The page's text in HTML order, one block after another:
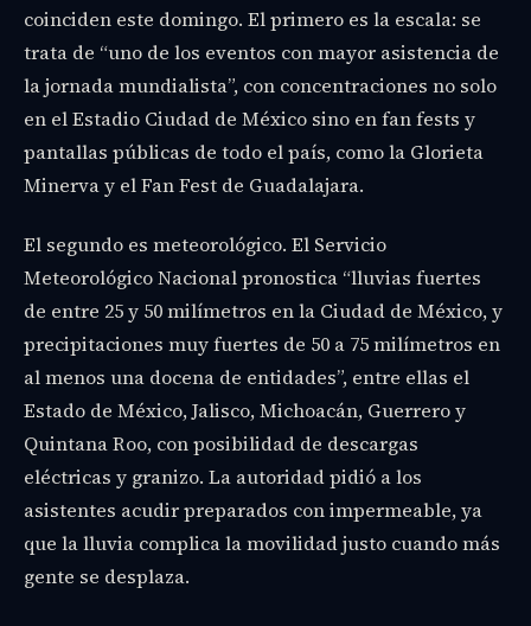
coinciden este domingo. El primero es la escala: se
trata de “uno de los eventos con mayor asistencia de
la jornada mundialista”, con concentraciones no solo
en el Estadio Ciudad de México sino en fan fests y
pantallas públicas de todo el país, como la Glorieta
Minerva y el Fan Fest de Guadalajara.
El segundo es meteorológico. El Servicio
Meteorológico Nacional pronostica “lluvias fuertes
de entre 25 y 50 milímetros en la Ciudad de México, y
precipitaciones muy fuertes de 50 a 75 milímetros en
al menos una docena de entidades”, entre ellas el
Estado de México, Jalisco, Michoacán, Guerrero y
Quintana Roo, con posibilidad de descargas
eléctricas y granizo. La autoridad pidió a los
asistentes acudir preparados con impermeable, ya
que la lluvia complica la movilidad justo cuando más
gente se desplaza.